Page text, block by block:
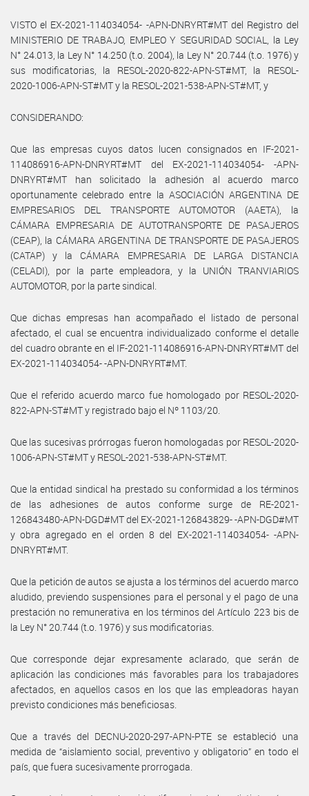
VISTO el EX-2021-114034054- -APN-DNRYRT#MT del Registro del
MINISTERIO DE TRABAJO, EMPLEO Y SEGURIDAD SOCIAL, la Ley
N° 24.013, la Ley N° 14.250 (t.o. 2004), la Ley N° 20.744 (t.o. 1976) y
sus modificatorias, la RESOL-2020-822-APN-ST#MT, la RESOL-
2020-1006-APN-ST#MT y la RESOL-2021-538-APN-ST#MT, y
CONSIDERANDO:
Que las empresas cuyos datos lucen consignados en IF-2021-
114086916-APN-DNRYRT#MT del EX-2021-114034054- -APN-
DNRYRT#MT han solicitado la adhesión al acuerdo marco
oportunamente celebrado entre la ASOCIACIÓN ARGENTINA DE
EMPRESARIOS DEL TRANSPORTE AUTOMOTOR (AAETA), la
CÁMARA EMPRESARIA DE AUTOTRANSPORTE DE PASAJEROS
(CEAP), la CÁMARA ARGENTINA DE TRANSPORTE DE PASAJEROS
(CATAP) y la CÁMARA EMPRESARIA DE LARGA DISTANCIA
(CELADI), por la parte empleadora, y la UNIÓN TRANVIARIOS
AUTOMOTOR, por la parte sindical.
Que dichas empresas han acompañado el listado de personal
afectado, el cual se encuentra individualizado conforme el detalle
del cuadro obrante en el IF-2021-114086916-APN-DNRYRT#MT del
EX-2021-114034054- -APN-DNRYRT#MT.
Que el referido acuerdo marco fue homologado por RESOL-2020-
822-APN-ST#MT y registrado bajo el Nº 1103/20.
Que las sucesivas prórrogas fueron homologadas por RESOL-2020-
1006-APN-ST#MT y RESOL-2021-538-APN-ST#MT.
Que la entidad sindical ha prestado su conformidad a los términos
de las adhesiones de autos conforme surge de RE-2021-
126843480-APN-DGD#MT del EX-2021-126843829- -APN-DGD#MT
y obra agregado en el orden 8 del EX-2021-114034054- -APN-
DNRYRT#MT.
Que la petición de autos se ajusta a los términos del acuerdo marco
aludido, previendo suspensiones para el personal y el pago de una
prestación no remunerativa en los términos del Artículo 223 bis de
la Ley N° 20.744 (t.o. 1976) y sus modificatorias.
Que corresponde dejar expresamente aclarado, que serán de
aplicación las condiciones más favorables para los trabajadores
afectados, en aquellos casos en los que las empleadoras hayan
previsto condiciones más beneficiosas.
Que a través del DECNU-2020-297-APN-PTE se estableció una
medida de “aislamiento social, preventivo y obligatorio” en todo el
país, que fuera sucesivamente prorrogada.